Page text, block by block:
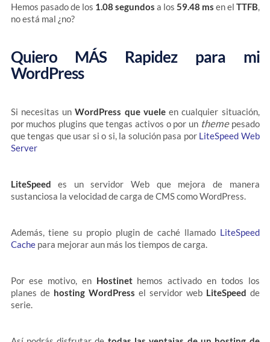
Hemos pasado de los 1.08 segundos a los 59.48 ms en el TTFB
no está mal ¿no?
Quiero MÁS Rapidez para mi
WordPress
Si necesitas unWordPress que vueleen cualquier situación,
por muchos plugins que tengas activos o por un themepesado
que tengas que usar si o si, la solución pasa por LiteSpeed Web
Server
LiteSpeed es un servidor Web que mejora de manera
sustanciosa la velocidad de carga de CMS como WordPress.
Además, tiene su propio plugin de caché llamado LiteSpeed
Cachepara mejorar aun más los tiempos de carga.
Por ese motivo, en Hostinethemos activado en todos los
planes de hosting WordPress el servidor web LiteSpeed de
serie.